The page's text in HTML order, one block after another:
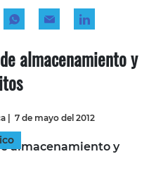
almacenamiento y
| 7 de mayo del 2012